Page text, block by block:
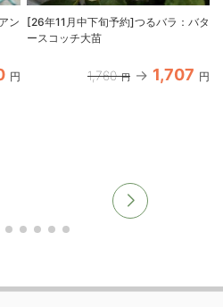
ン
円
[26年11月中下旬予約]つるバラ：バタ
ースコッチ大苗
1,760 円 1,707 円